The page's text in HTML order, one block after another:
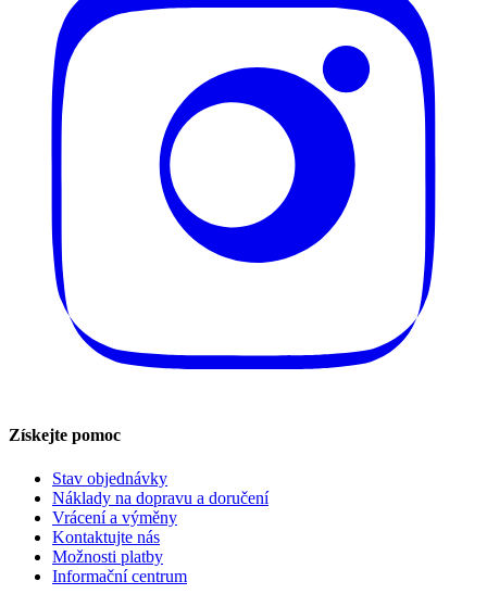
Získejte pomoc
Stav objednávky
Náklady na dopravu a doručení
Vrácení a výměny
Kontaktujte nás
Možnosti platby
Informační centrum